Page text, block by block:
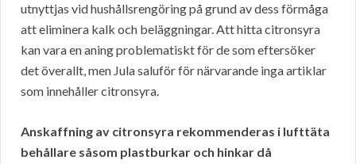
utnyttjas vid hushållsrengöring på grund av dess förmåga
att eliminera kalk och beläggningar. Att hitta citronsyra
kan vara en aning problematiskt för de som eftersöker
det överallt, men Jula saluför för närvarande inga artiklar
som innehåller citronsyra.
Anskaffning av citronsyra rekommenderas i lufttäta
behållare såsom plastburkar och hinkar då